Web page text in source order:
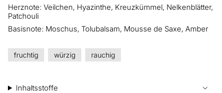
Herznote: Veilchen, Hyazinthe, Kreuzkümmel, Nelkenblätter,
Patchouli
Basisnote: Moschus, Tolubalsam, Mousse de Saxe, Amber
fruchtig würzig rauchig
Inhaltsstoffe